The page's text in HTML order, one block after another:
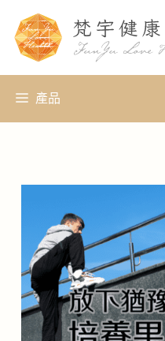
產品